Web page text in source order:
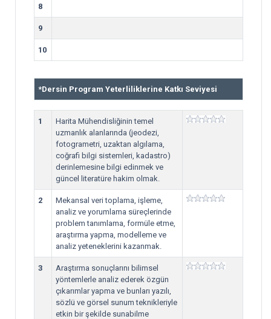
8
9
10
*Dersin Program Yeterliliklerine Katkı Seviyesi
1
Harita Mühendisliğinin temel
uzmanlık alanlarında (jeodezi,
fotogrametri, uzaktan algılama,
coğrafi bilgi sistemleri, kadastro)
derinlemesine bilgi edinmek ve
güncel literatüre hakim olmak.
2
Mekansal veri toplama, işleme,
analiz ve yorumlama süreçlerinde
problem tanımlama, formüle etme,
araştırma yapma, modelleme ve
analiz yeteneklerini kazanmak.
3
Araştırma sonuçlarını bilimsel
yöntemlerle analiz ederek özgün
çıkarımlar yapma ve bunları yazılı,
sözlü ve görsel sunum teknikleriyle
etkin bir şekilde sunabilme